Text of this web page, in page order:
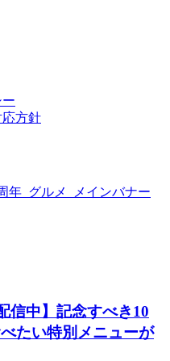
方針
信中】記念すべき10
たい特別メニューが